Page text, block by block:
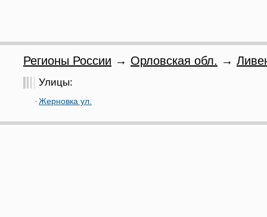
Регионы России → Орловская обл. →
Улицы:
Жерновка ул.